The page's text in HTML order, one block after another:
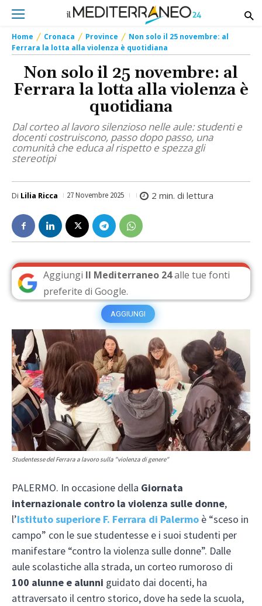
Home Cronaca Province
Non solo il 25 novembre: al
Ferrara la lotta alla violenza è quotidiana
Non solo il 25 novembre: al
Ferrara la lotta alla violenza è
quotidiana
Dal corteo al lavoro silenzioso nelle aule: studenti e
docenti costruiscono, passo dopo passo, una
comunità che educa al rispetto e spezza gli
stereotipi
Di Lilia Ricca 27 Novembre 2025 2 min. di lettura
Aggiungi Il Mediterraneo 24alle tue fonti
preferite di Google.
AGGIUNGI
Studentesse del Ferrara a lavoro sulla "violenza di genere"
PALERMO. In occasione della Giornata
internazionale contro la violenza sulle donne,
l’Istituto superiore F. Ferrara di Palermo è “sceso in
campo” con le sue studentesse e i suoi studenti per
manifestare “contro la violenza sulle donne”. Dalle
aule scolastiche alla strada, un corteo rumoroso di
100 alunne e alunni guidato dai docenti, ha
attraversato il centro storico, dove ha sede la scuola,